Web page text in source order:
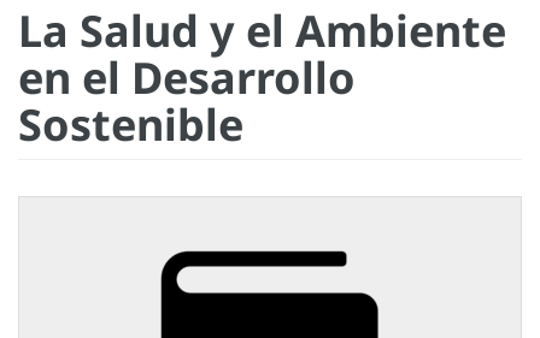
La Salud y el Ambiente
en el Desarrollo
Sostenible